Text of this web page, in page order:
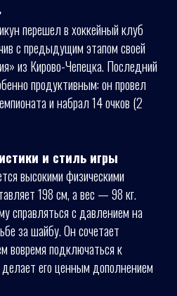
перешел в хоккейный клуб
с предыдущим этапом своей
из Кирово-Чепецка. Последний
продуктивным: он провел
и набрал 14 очков (2
и стиль игры
высокими физическими
198 см, а вес — 98 кг.
справляться с давлением на
за шайбу. Он сочетает
вовремя подключаться к
его ценным дополнением